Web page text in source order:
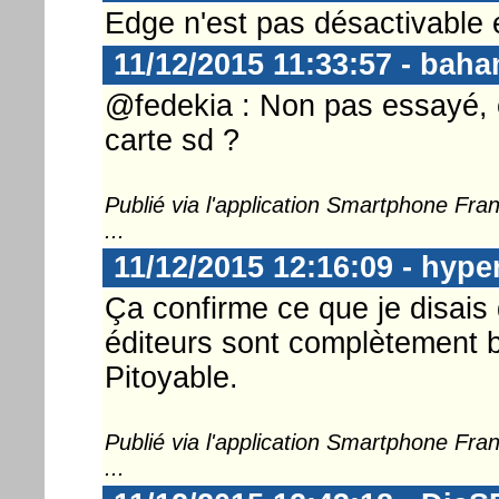
Edge n'est pas désactivable
11/12/2015 11:33:57 -
@fedekia : Non pas
carte sd ?
Publié via l'application Smartphone
...
11/12/2015 12:16:09 -
Ça confirme ce que je
éditeurs sont complètement
Pitoyable.
Publié via l'application Smartphone
...